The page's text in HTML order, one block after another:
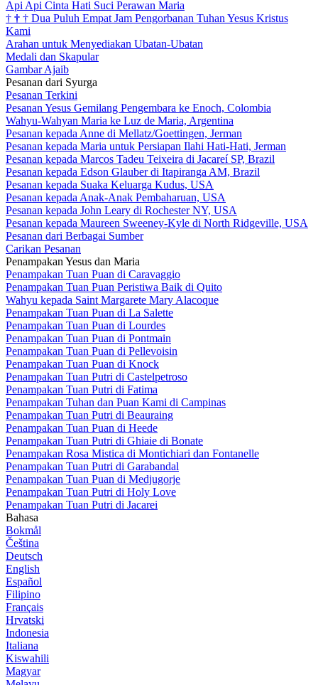
Api Api Cinta Hati Suci Perawan Maria
† † † Dua Puluh Empat Jam Pengorbanan Tuhan Yesus Kristus
Kami
Arahan untuk Menyediakan Ubatan-Ubatan
Medali dan Skapular
Gambar Ajaib
Pesanan dari Syurga
Pesanan Terkini
Pesanan Yesus Gemilang Pengembara ke Enoch, Colombia
Wahyu-Wahyan Maria ke Luz de Maria, Argentina
Pesanan kepada Anne di Mellatz/Goettingen, Jerman
Pesanan kepada Maria untuk Persiapan Ilahi Hati-Hati, Jerman
Pesanan kepada Marcos Tadeu Teixeira di Jacareí SP, Brazil
Pesanan kepada Edson Glauber di Itapiranga AM, Brazil
Pesanan kepada Suaka Keluarga Kudus, USA
Pesanan kepada Anak-Anak Pembaharuan, USA
Pesanan kepada John Leary di Rochester NY, USA
Pesanan kepada Maureen Sweeney-Kyle di North Ridgeville, USA
Pesanan dari Berbagai Sumber
Carikan Pesanan
Penampakan Yesus dan Maria
Penampakan Tuan Puan di Caravaggio
Penampakan Tuan Puan Peristiwa Baik di Quito
Wahyu kepada Saint Margarete Mary Alacoque
Penampakan Tuan Puan di La Salette
Penampakan Tuan Puan di Lourdes
Penampakan Tuan Puan di Pontmain
Penampakan Tuan Puan di Pellevoisin
Penampakan Tuan Puan di Knock
Penampakan Tuan Putri di Castelpetroso
Penampakan Tuan Putri di Fatima
Penampakan Tuhan dan Puan Kami di Campinas
Penampakan Tuan Putri di Beauraing
Penampakan Tuan Puan di Heede
Penampakan Tuan Putri di Ghiaie di Bonate
Penampakan Rosa Mistica di Montichiari dan Fontanelle
Penampakan Tuan Putri di Garabandal
Penampakan Tuan Puan di Medjugorje
Penampakan Tuan Putri di Holy Love
Penampakan Tuan Putri di Jacarei
Bahasa
Bokmål
Čeština
Deutsch
English
Español
Filipino
Français
Hrvatski
Indonesia
Italiana
Kiswahili
Magyar